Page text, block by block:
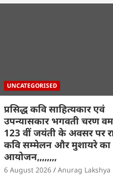
UNCATEGORISED
प्रसिद्ध कवि साहित्यकार एवं
उपन्यासकार भगवती चरण
123 वीं जयंती के अवसर पर
कवि सम्मेलन और मुशायरे का
आयोजन,,,,,,,,
6 August 2026 Anurag Lakshya